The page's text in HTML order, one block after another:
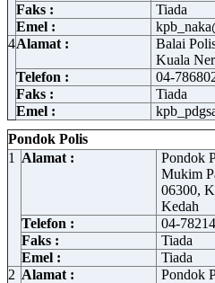
Faks :
Tiada
Emel :
4Alamat :
Balai
Kuala
Telefon :
04-
Faks :
Tiada
Emel :
Pondok Polis
1
Alamat :
Pondok
Mukim
06300,
Kedah
Telefon :
04-
Faks :
Tiada
Emel :
Tiada
2 Alamat :
Pondok